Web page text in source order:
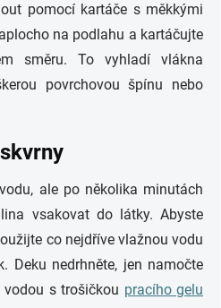
pomocí kartáče s měkkými
na podlahu a kartáčujte
směru. To vyhladí vlákna
povrchovou špínu nebo
ale po několika minutách
vsakovat do látky. Abyste
co nejdříve vlažnou vodu
Deku nedrhněte, jen namočte
s trošičkou pracího gelu